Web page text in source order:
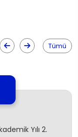
Tümü
Yılı 2.